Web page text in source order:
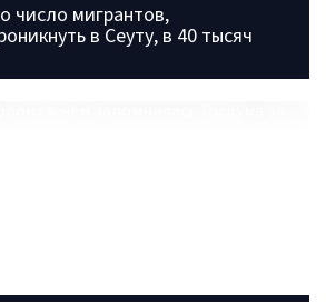
число мигрантов,
в Сеуту, в 40 тысяч